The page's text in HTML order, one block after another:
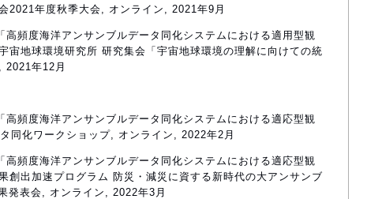
2021年度秋季大会, オンライン, 2021年9月
頻度海洋アンサンブルデータ同化システムにおける適用型観
宙地球環境研究所 研究集会「宇宙地球環境の理解に向けての統
2021年12月
頻度海洋アンサンブルデータ同化システムにおける適応型観
同化ワークショップ, オンライン, 2022年2月
頻度海洋アンサンブルデータ同化システムにおける適応型観
創出加速プログラム 防災・減災に資する新時代の大アンサンブ
発表会, オンライン, 2022年3月